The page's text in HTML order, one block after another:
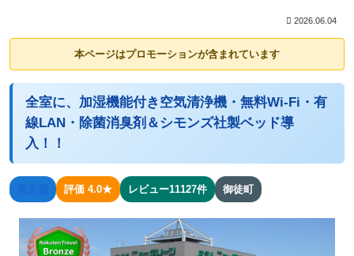
2026.06.04
本ページはプロモーションが含まれています
全室に、加湿機能付き空気清浄機・無料Wi-Fi・有
線LAN・除菌消臭剤＆シモンズ社製ベッド導
入！！
評価 4.0★ レビュー11127件 御徒町